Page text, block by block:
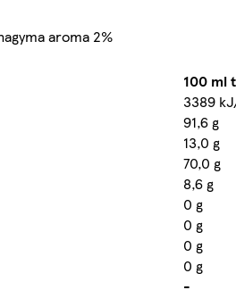
aroma 2%
100 ml
3389
91,6 g
13,0 g
70,0 g
8,6 g
0 g
0 g
0 g
0 g
-